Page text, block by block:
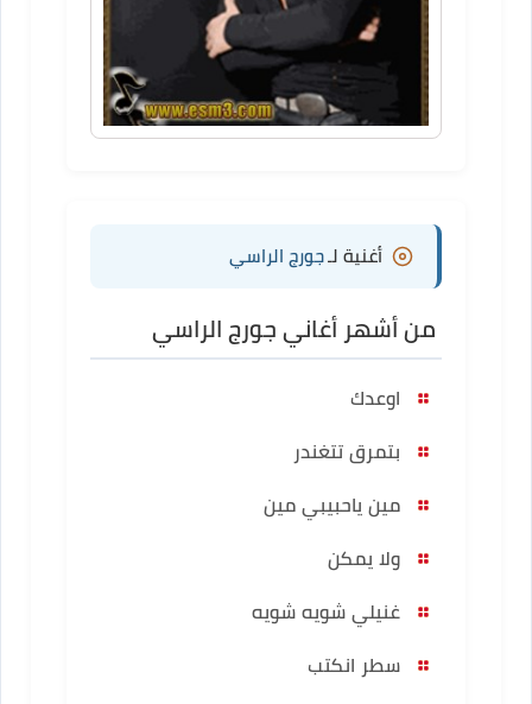
أغنية لـجورج الراسي
من أشهر أغاني جورج الراسي
اوعدك
بتمرق تتغندر
مين ياحبيبي مين
ولا يمكن
غنيلي شويه شويه
سطر انكتب